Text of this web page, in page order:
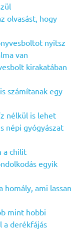
olvasást, hogy
nyitsz
van
kirakatában
számítanak egy
nélkül is lehet
népi gyógyászat
a chilit
egyik
homály, ami lassan
mint hobbi
a derékfájás